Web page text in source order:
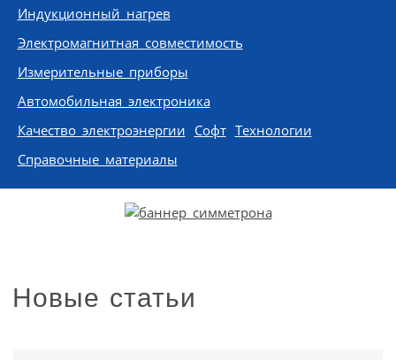
Индукционный нагрев
Электромагнитная совместимость
Измерительные приборы
Автомобильная электроника
Качество электроэнергии Софт Технологии
Справочные материалы
Новые статьи